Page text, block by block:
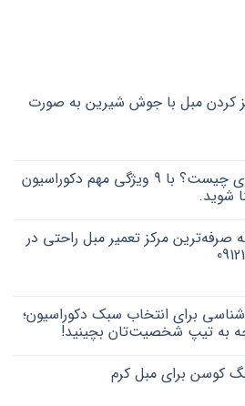
کردن مبل با جوش شیرین به صورت
سبک اسکاندیناوی چیست؟ با 9 ویژگی مهم دکوراسیون
شوید.
صرفه‌ترین مرکز تعمیر مبل راحتی در
برای انتخاب سبک دکوراسیون؛
به تیپ شخصیت‌تان بچینید!
کوسن برای مبل کرم